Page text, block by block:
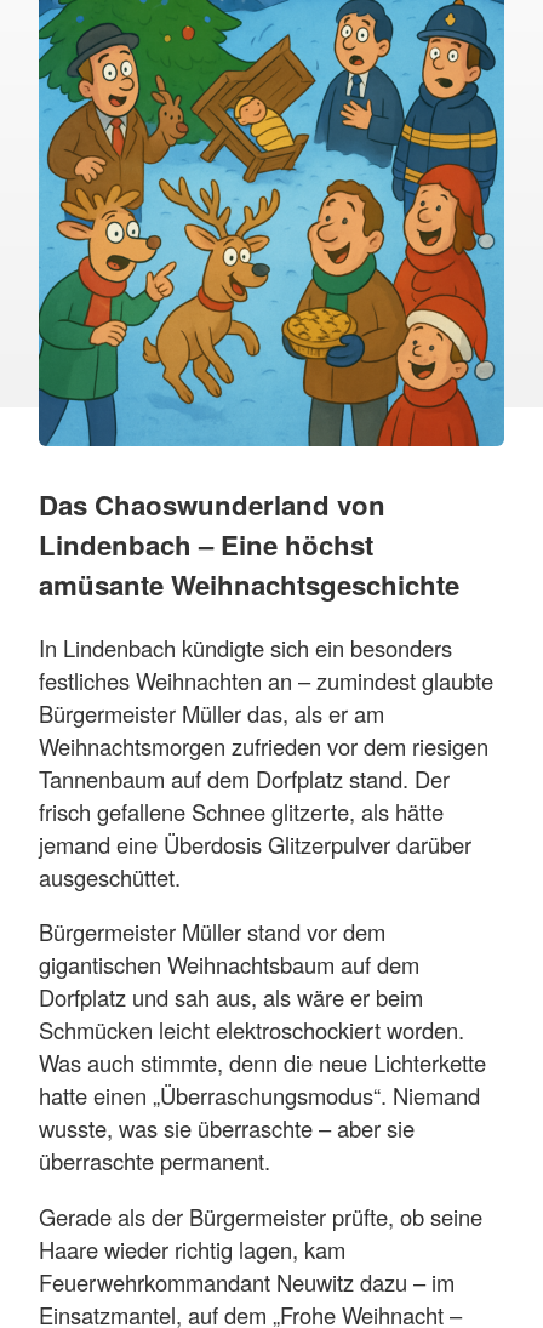
Das Chaoswunderland von
Lindenbach – Eine höchst
amüsante Weihnachtsgeschichte
In Lindenbach kündigte sich ein besonders
festliches Weihnachten an – zumindest glaubte
Bürgermeister Müller das, als er am
Weihnachtsmorgen zufrieden vor dem riesigen
Tannenbaum auf dem Dorfplatz stand. Der
frisch gefallene Schnee glitzerte, als hätte
jemand eine Überdosis Glitzerpulver darüber
ausgeschüttet.
Bürgermeister Müller stand vor dem
gigantischen Weihnachtsbaum auf dem
Dorfplatz und sah aus, als wäre er beim
Schmücken leicht elektroschockiert worden.
Was auch stimmte, denn die neue Lichterkette
hatte einen „Überraschungsmodus“. Niemand
wusste, was sie überraschte – aber sie
überraschte permanent.
Gerade als der Bürgermeister prüfte, ob seine
Haare wieder richtig lagen, kam
Feuerwehrkommandant Neuwitz dazu – im
Einsatzmantel, auf dem „Frohe Weihnacht –